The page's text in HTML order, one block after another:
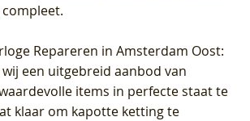
Repareren in Amsterdam Oost:
wij een uitgebreid aanbod van
items in perfecte staat te
klaar om kapotte ketting te